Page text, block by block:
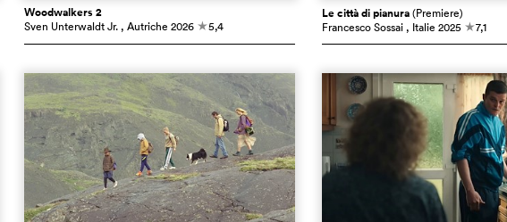
Woodwalkers 2
Sven Unterwaldt Jr. , Autriche 2026 c5,4
Le città di pianura(Premiere)
Francesco Sossai , Italie 2025 c7,1